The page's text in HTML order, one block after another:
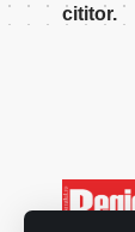
cititor.